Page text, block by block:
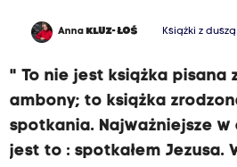
Anna KLUZ- ŁOŚ Książki z duszą
" To nie jest książka pisana
ambony; to książka
spotkania. Najważniejsze
jest to : spotkałem Jezusa.